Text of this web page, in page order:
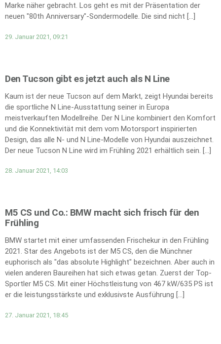
Marke näher gebracht. Los geht es mit der Präsentation der
neuen "80th Anniversary"-Sondermodelle. Die sind nicht […]
29. Januar 2021, 09:21
Den Tucson gibt es jetzt auch als N Line
Kaum ist der neue Tucson auf dem Markt, zeigt Hyundai bereits
die sportliche N Line-Ausstattung seiner in Europa
meistverkauften Modellreihe. Der N Line kombiniert den Komfort
und die Konnektivität mit dem vom Motorsport inspirierten
Design, das alle N- und N Line-Modelle von Hyundai auszeichnet.
Der neue Tucson N Line wird im Frühling 2021 erhältlich sein. […]
28. Januar 2021, 14:03
M5 CS und Co.: BMW macht sich frisch für den
Frühling
BMW startet mit einer umfassenden Frischekur in den Frühling
2021. Star des Angebots ist der M5 CS, den die Münchner
euphorisch als "das absolute Highlight" bezeichnen. Aber auch in
vielen anderen Baureihen hat sich etwas getan. Zuerst der Top-
Sportler M5 CS. Mit einer Höchstleistung von 467 kW/635 PS ist
er die leistungsstärkste und exklusivste Ausführung […]
27. Januar 2021, 18:45